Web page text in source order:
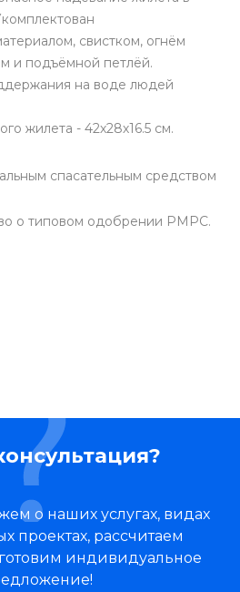
свистком, огнём
и подъёмной петлёй.
на воде людей
жилета - 42х28х16.5 см.
спасательным средством
о типовом одобрении РМРС.
о наших услугах, видах
проектах, рассчитаем
индивидуальное